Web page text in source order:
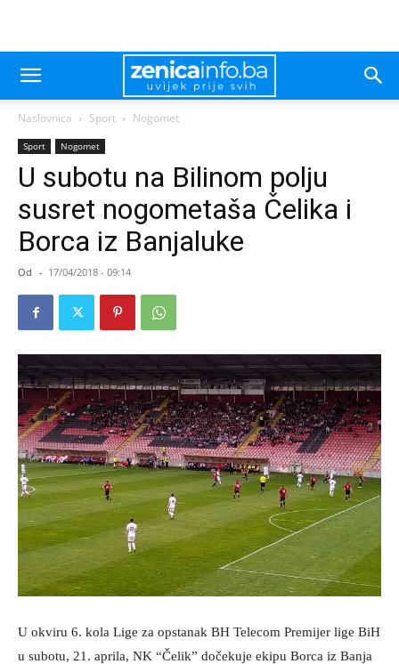
Naslovnica Sport Nogomet
Sport Nogomet
U subotu na Bilinom polju
susret nogometaša Čelika i
Borca iz Banjaluke
Od - 17/04/2018 - 09:14
U okviru 6. kola Lige za opstanak BH Telecom Premijer lige BiH
u subotu, 21. aprila, NK “Čelik” dočekuje ekipu Borca iz Banja